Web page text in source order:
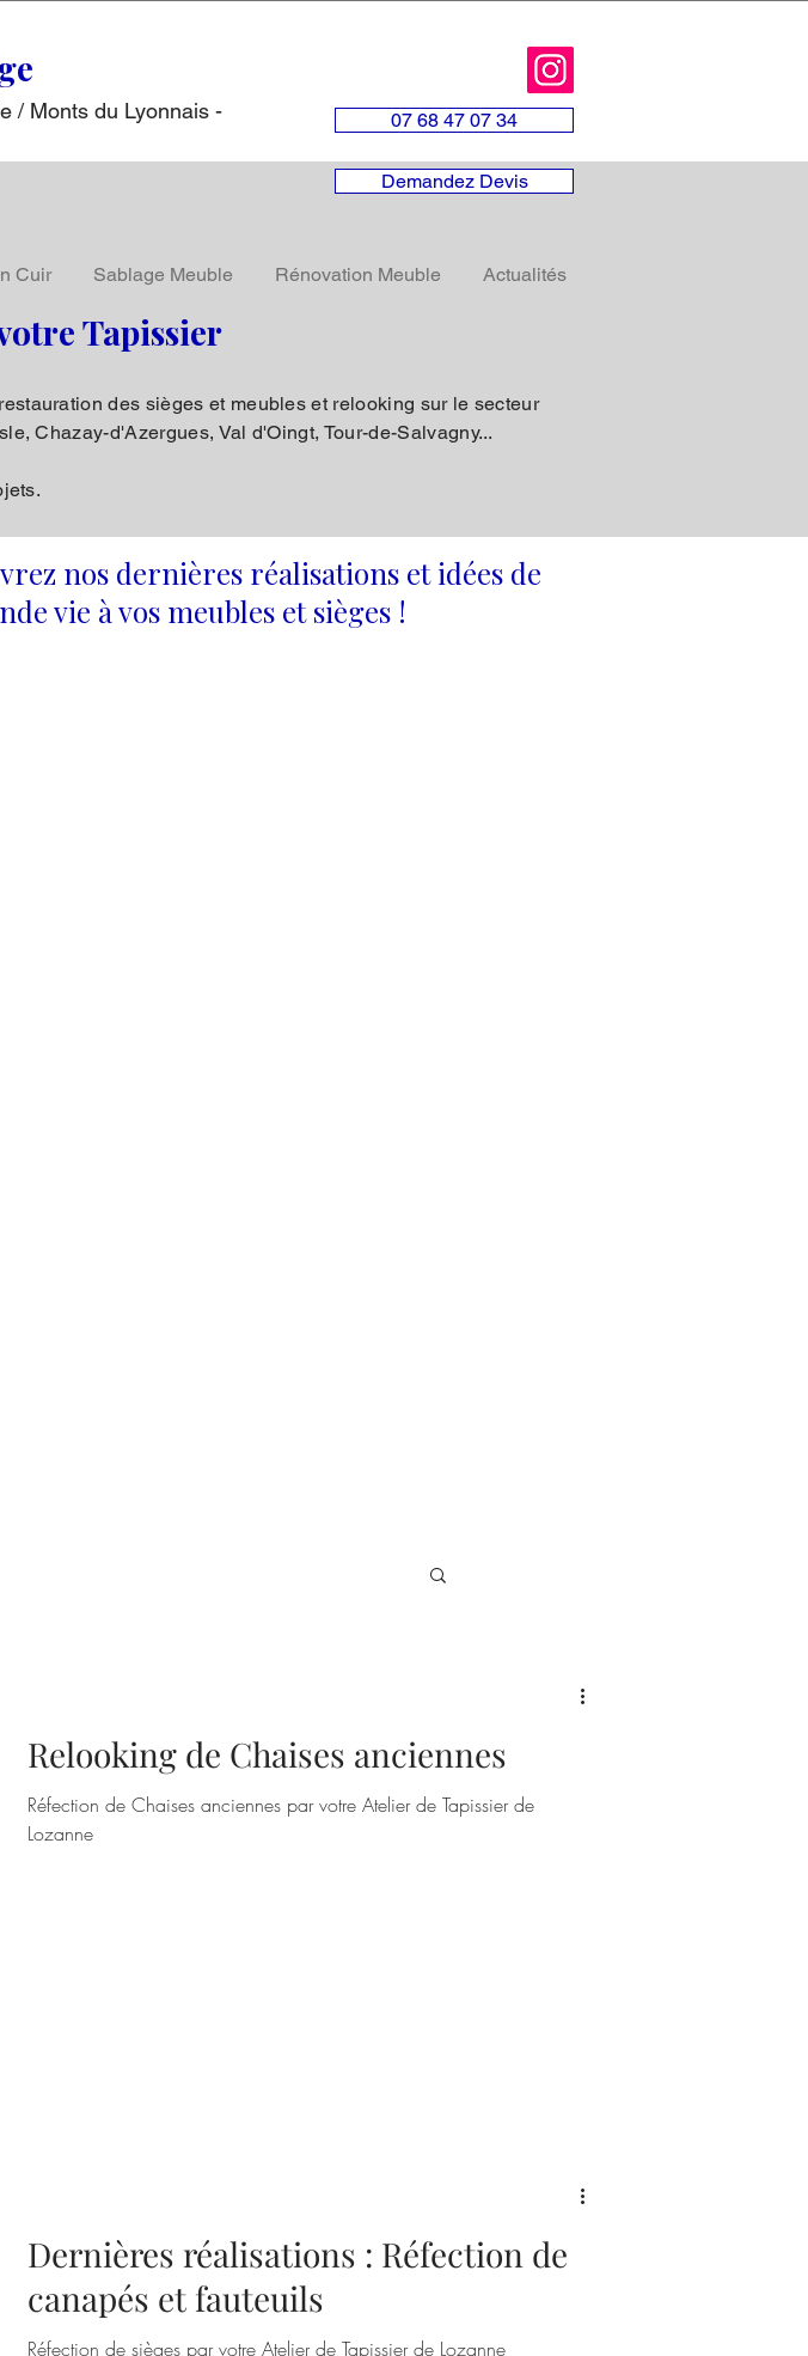
/ Monts du Lyonnais -
07 68 47 07 34
Demandez Devis
Cuir Sablage Meuble Rénovation Meuble Actualités
Tapissier
des sièges et meubles et relooking sur le secteur
Chazay-d'Azergues, Val d'Oingt, Tour-de-Salvagny...
nos dernières réalisations et idées de
vie à vos meubles et sièges !
Relooking de Chaises anciennes
Réfection de Chaises anciennes par votre Atelier de Tapissier de
Lozanne
Dernières réalisations : Réfection de
canapés et fauteuils
Réfection de sièges par votre Atelier de Tapissier de Lozanne